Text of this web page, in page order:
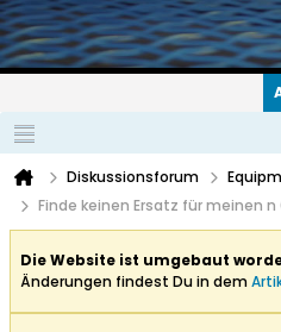
Diskussionsforum
Finde keinen Ersatz für meinen n
Die Website ist umgebaut
Änderungen findest Du in dem